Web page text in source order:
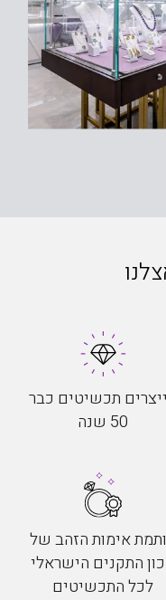
תכשיטים כבר
50 שנה
אימות הזהב של
התקנים הישראלי
לכל התכשיטים